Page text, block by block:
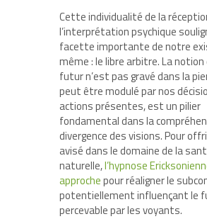
Cette individualité de la
l’interprétation psychique
facette importante de notre
même : le libre arbitre. La notion
futur n’est pas gravé dans la
peut être modulé par nos
actions présentes, est un pilier
fondamental dans la
divergence des visions. Pour
avisé dans le domaine de la
naturelle,l’hypnose
approchepour réaligner le
potentiellement influençant le
percevable par les voyants.